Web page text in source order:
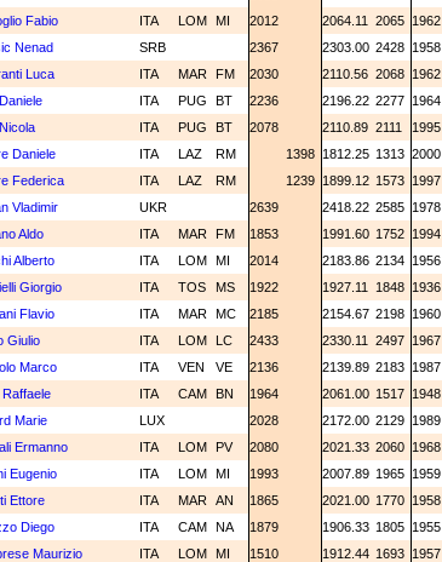
Fabio ITA LOM MI 2012 2064.11 2065 1962
Nenad SRB 2367 2303.00 2428 1958
Luca ITA MAR FM 2030 2110.56 2068 1962
ITA PUG BT 2236 2196.22 2277 1964
ITA PUG BT 2078 2110.89 2111 1995
Daniele ITA LAZ RM 1398 1812.25 1313 2000
Federica ITA LAZ RM 1239 1899.12 1573 1997
Vladimir UKR 2639 2418.22 2585 1978
Aldo ITA MAR FM 1853 1991.60 1752 1994
Alberto ITA LOM MI 2014 2183.86 2134 1956
Giorgio ITA TOS MS 1922 1927.11 1848 1936
Flavio ITA MAR MC 2185 2154.67 2198 1960
Giulio ITA LOM LC 2433 2330.11 2497 1967
Marco ITA VEN VE 2136 2139.89 2183 1987
ITA CAM BN 1964 2061.00 1517 1948
Marie LUX 2028 2172.00 2129 1989
Ermanno ITA LOM PV 2080 2021.33 2060 1968
Eugenio ITA LOM MI 1993 2007.89 1965 1959
Ettore ITA MAR AN 1865 2021.00 1770 1958
Diego ITA CAM NA 1879 1906.33 1805 1955
Maurizio ITA LOM MI 1510 1912.44 1693 1957